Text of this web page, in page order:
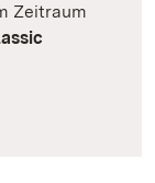
Zeitraum